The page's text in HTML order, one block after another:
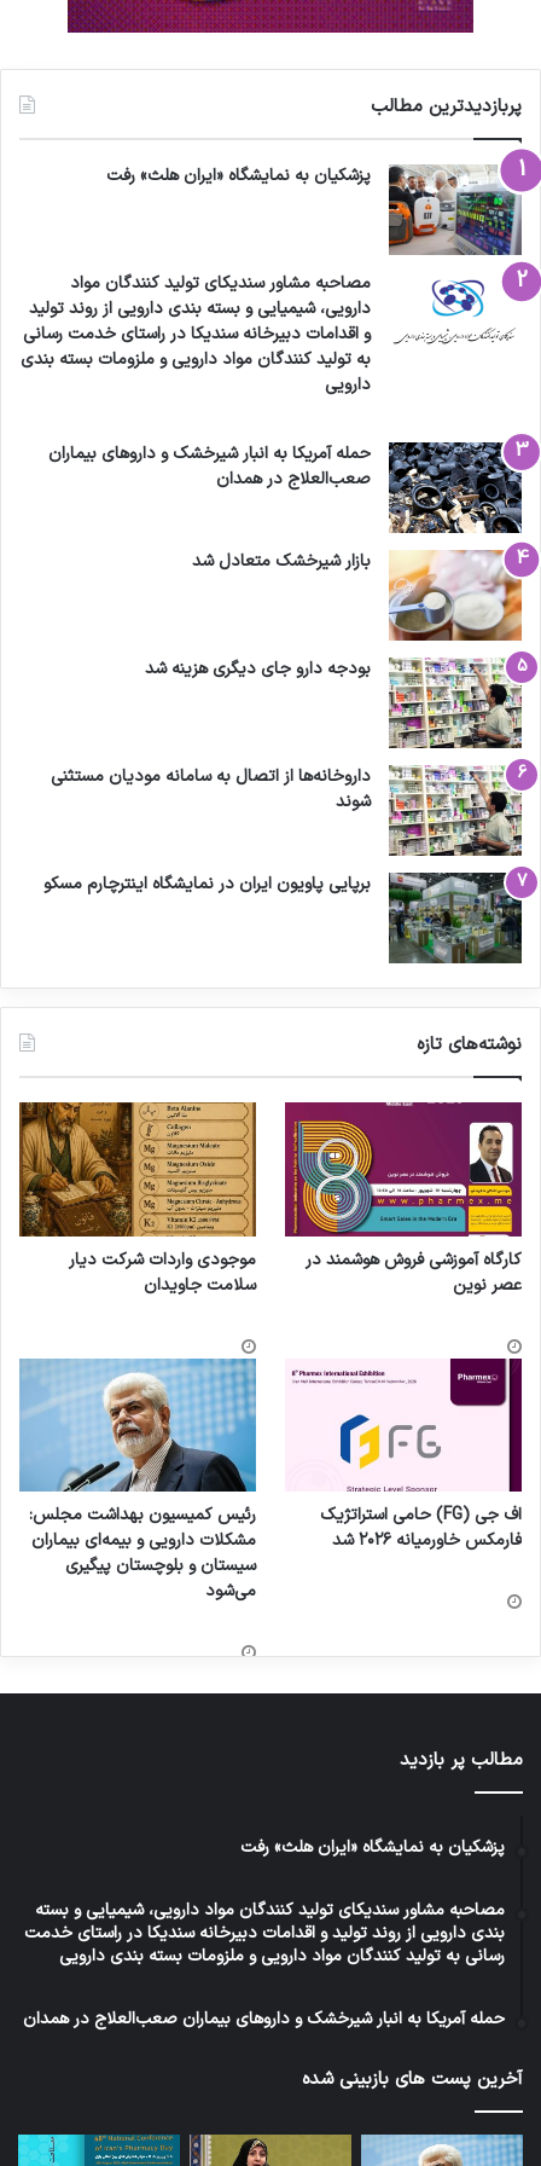
پربازدیدترین مطالب
پزشکیان به نمایشگاه «ایران هلث» رفت
مصاحبه مشاور سندیکای تولید کنندگان مواد
دارویی، شیمیایی و بسته بندی دارویی از روند تولید
و اقدامات دبیرخانه سندیکا در راستای خدمت رسانی
به تولید کنندگان مواد دارویی و ملزومات بسته بندی
دارویی
حمله آمریکا به انبار شیرخشک و داروهای بیماران
صعب‌العلاج در همدان
بازار شیرخشک متعادل شد
بودجه دارو جای دیگری هزینه شد
داروخانه‌ها از اتصال به سامانه مودیان مستثنی
شوند
برپایی پاویون ایران در نمایشگاه اینترچارم مسکو
نوشته‌های تازه
کارگاه آموزشی فروش هوشمند در
عصر نوین
موجودی واردات شرکت دیار
سلامت جاویدان
اف جی (FG) حامی استراتژیک
فارمکس خاورمیانه ۲۰۲۶ شد
رئیس کمیسیون بهداشت مجلس:
مشکلات دارویی و بیمه‌ای بیماران
سیستان و بلوچستان پیگیری
می‌شود
مطالب پر بازدید
پزشکیان به نمایشگاه «ایران هلث» رفت
مصاحبه مشاور سندیکای تولید کنندگان مواد دارویی، شیمیایی و بسته
بندی دارویی از روند تولید و اقدامات دبیرخانه سندیکا در راستای خدمت
رسانی به تولید کنندگان مواد دارویی و ملزومات بسته بندی دارویی
حمله آمریکا به انبار شیرخشک و داروهای بیماران صعب‌العلاج در همدان
آخرین پست های بازبینی شده